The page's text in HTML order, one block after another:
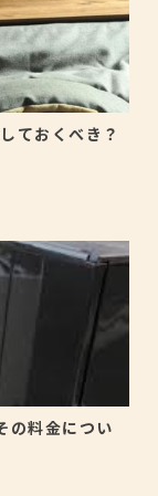
ておくべき？
の料金につい